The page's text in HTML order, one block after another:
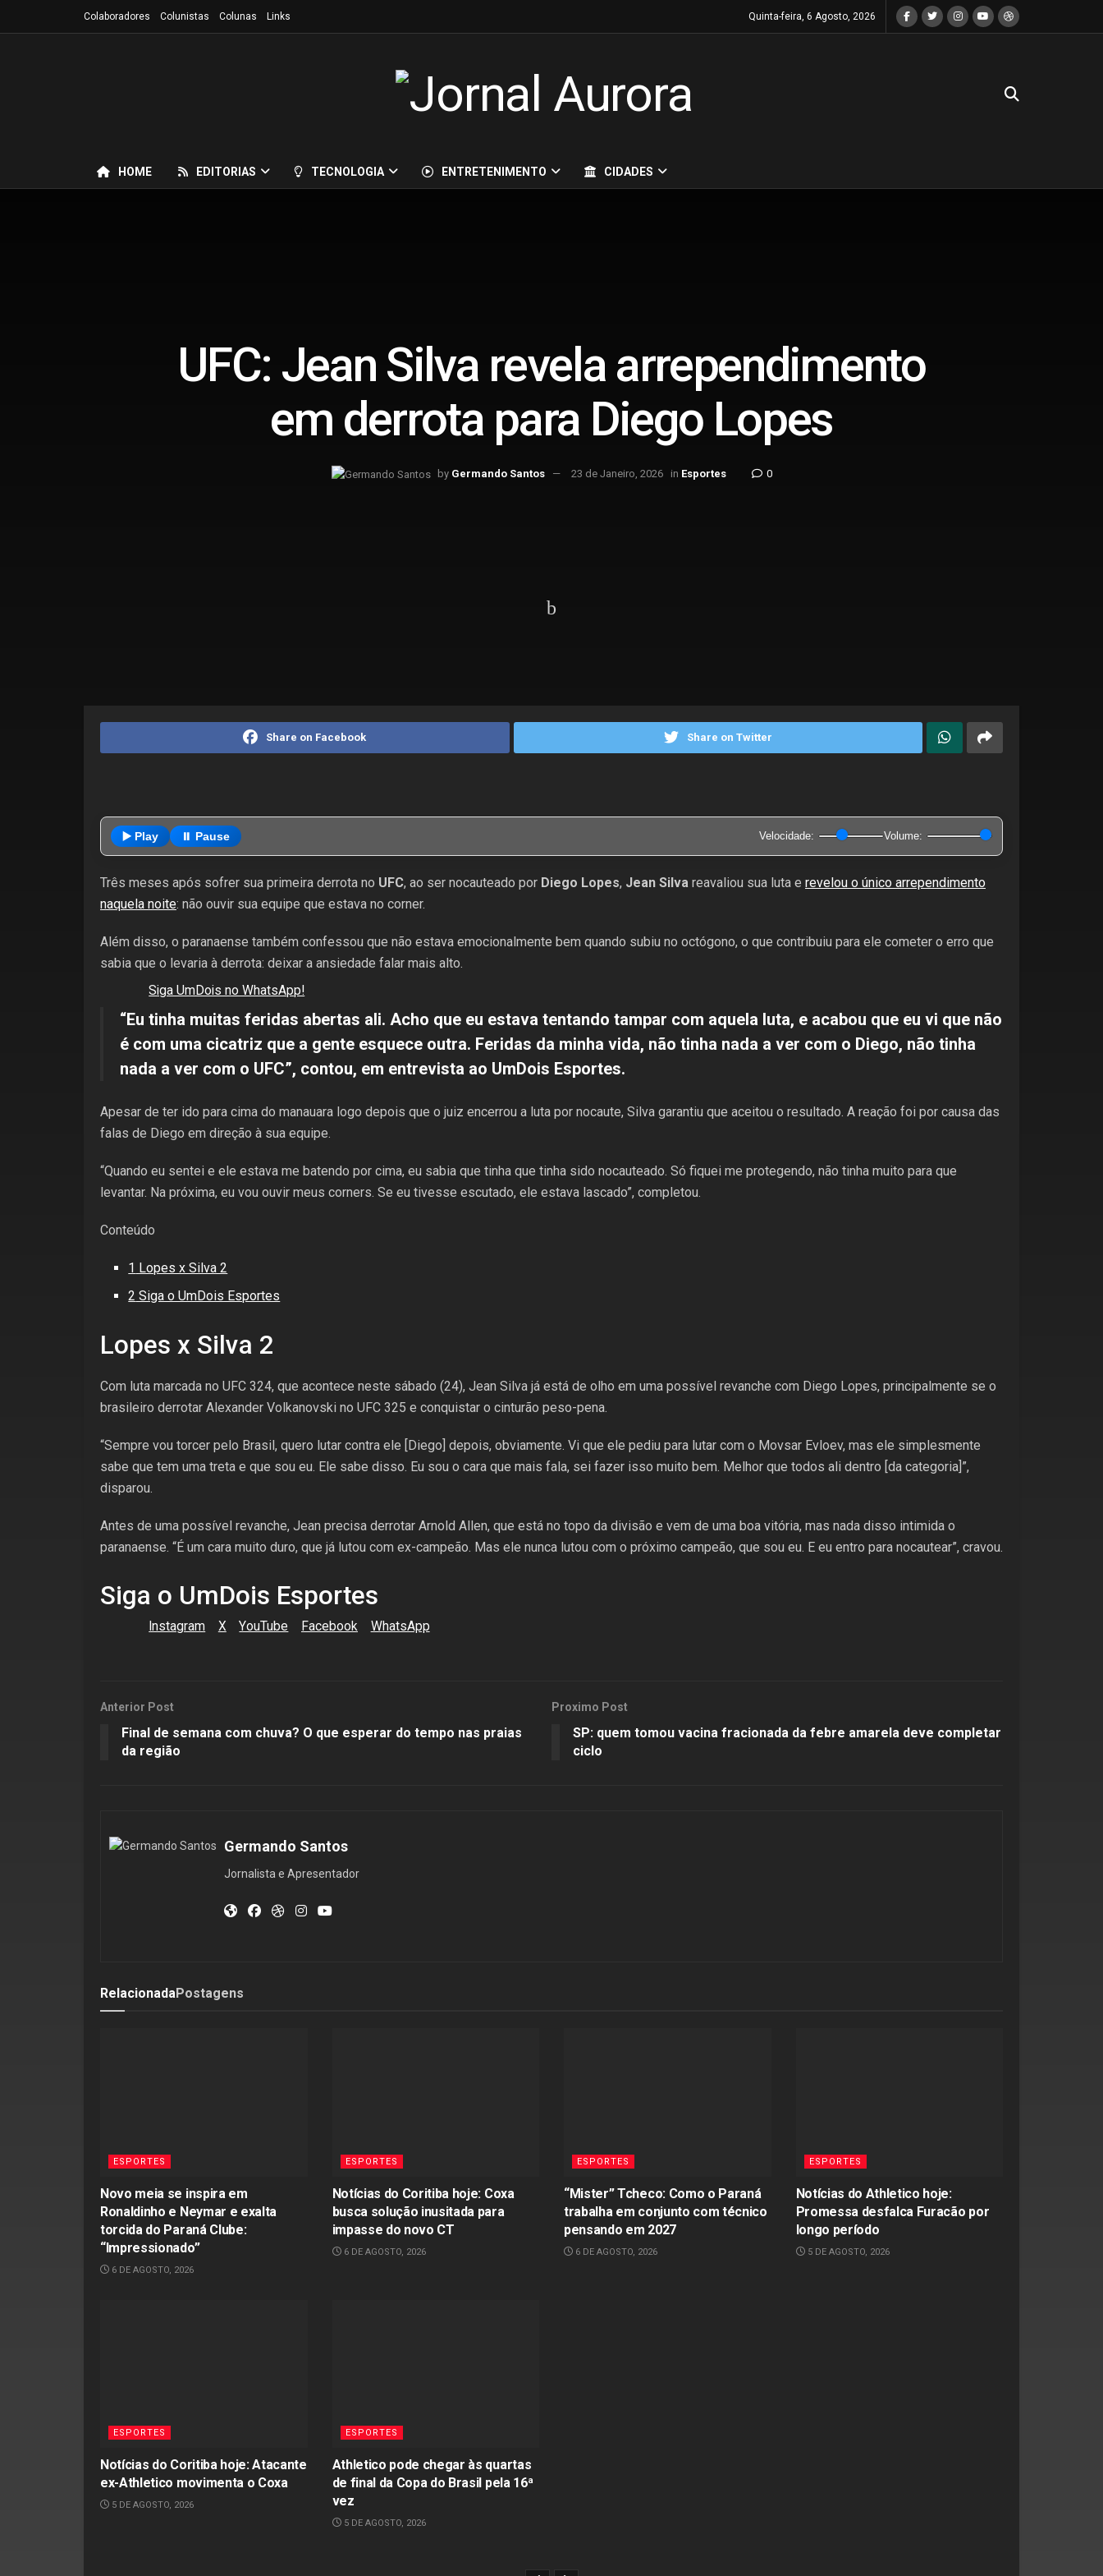
Colaboradores Colunistas Colunas Links Quinta-feira, 6 Agosto, 2026
HOME EDITORIAS TECNOLOGIA ENTRETENIMENTO CIDADES
UFC: Jean Silva revela arrependimento
em derrota para Diego Lopes
by Germando Santos 23 de Janeiro, 2026 in Esportes 0
Share on Facebook Share on Twitter
▶️ Play ⏸️ Pause Velocidade: Volume:
Três meses após sofrer sua primeira derrota no UFC, ao ser nocauteado por Diego Lopes, Jean Silva reavaliou sua luta e revelou o único arrependimento
naquela noite: não ouvir sua equipe que estava no corner.
Além disso, o paranaense também confessou que não estava emocionalmente bem quando subiu no octógono, o que contribuiu para ele cometer o erro que
sabia que o levaria à derrota: deixar a ansiedade falar mais alto.
Siga UmDois no WhatsApp!
“Eu tinha muitas feridas abertas ali. Acho que eu estava tentando tampar com aquela luta, e acabou que eu vi que não
é com uma cicatriz que a gente esquece outra. Feridas da minha vida, não tinha nada a ver com o Diego, não tinha
nada a ver com o UFC”, contou, em entrevista ao UmDois Esportes.
Apesar de ter ido para cima do manauara logo depois que o juiz encerrou a luta por nocaute, Silva garantiu que aceitou o resultado. A reação foi por causa das
falas de Diego em direção à sua equipe.
“Quando eu sentei e ele estava me batendo por cima, eu sabia que tinha que tinha sido nocauteado. Só fiquei me protegendo, não tinha muito para que
levantar. Na próxima, eu vou ouvir meus corners. Se eu tivesse escutado, ele estava lascado”, completou.
Conteúdo
1 Lopes x Silva 2
2 Siga o UmDois Esportes
Lopes x Silva 2
Com luta marcada no UFC 324, que acontece neste sábado (24), Jean Silva já está de olho em uma possível revanche com Diego Lopes, principalmente se o
brasileiro derrotar Alexander Volkanovski no UFC 325 e conquistar o cinturão peso-pena.
“Sempre vou torcer pelo Brasil, quero lutar contra ele [Diego] depois, obviamente. Vi que ele pediu para lutar com o Movsar Evloev, mas ele simplesmente
sabe que tem uma treta e que sou eu. Ele sabe disso. Eu sou o cara que mais fala, sei fazer isso muito bem. Melhor que todos ali dentro [da categoria]”,
disparou.
Antes de uma possível revanche, Jean precisa derrotar Arnold Allen, que está no topo da divisão e vem de uma boa vitória, mas nada disso intimida o
paranaense. “É um cara muito duro, que já lutou com ex-campeão. Mas ele nunca lutou com o próximo campeão, que sou eu. E eu entro para nocautear”, cravou.
Siga o UmDois Esportes
Instagram X YouTube Facebook WhatsApp
Anterior Post
Final de semana com chuva? O que esperar do tempo nas praias
da região
Proximo Post
SP: quem tomou vacina fracionada da febre amarela deve completar
ciclo
Germando Santos
Jornalista e Apresentador
RelacionadaPostagens
ESPORTES
Novo meia se inspira em
Ronaldinho e Neymar e exalta
torcida do Paraná Clube:
“Impressionado”
6 DE AGOSTO, 2026
ESPORTES
Notícias do Coritiba hoje: Coxa
busca solução inusitada para
impasse do novo CT
6 DE AGOSTO, 2026
ESPORTES
“Mister” Tcheco: Como o Paraná
trabalha em conjunto com técnico
pensando em 2027
6 DE AGOSTO, 2026
ESPORTES
Notícias do Athletico hoje:
Promessa desfalca Furacão por
longo período
5 DE AGOSTO, 2026
ESPORTES
Notícias do Coritiba hoje: Atacante
ex-Athletico movimenta o Coxa
5 DE AGOSTO, 2026
ESPORTES
Athletico pode chegar às quartas
de final da Copa do Brasil pela 16ª
vez
5 DE AGOSTO, 2026